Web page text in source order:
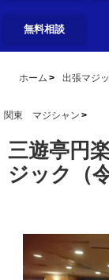
無料相談
ホーム 出張マジ
関東 マジシャン
三遊亭円
ジック（